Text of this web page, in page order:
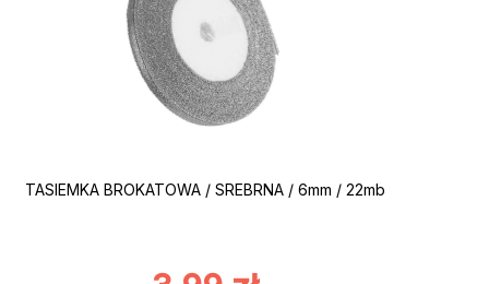
TASIEMKA BROKATOWA / SREBRNA / 6mm / 22mb